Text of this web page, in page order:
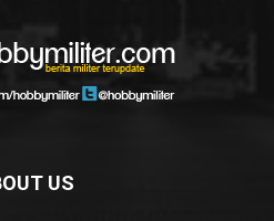
US